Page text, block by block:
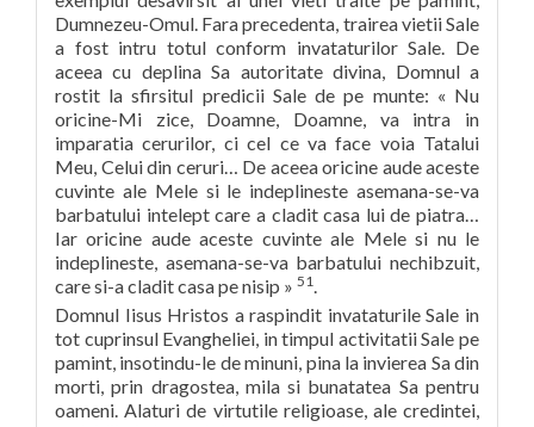
Dumnezeu-Omul. Fara precedenta, trairea vietii Sale
a fost intru totul conform invataturilor Sale. De
aceea cu deplina Sa autoritate divina, Domnul a
rostit la sfirsitul predicii Sale de pe munte: « Nu
oricine-Mi zice, Doamne, Doamne, va intra in
imparatia cerurilor, ci cel ce va face voia Tatalui
Meu, Celui din ceruri… De aceea oricine aude aceste
cuvinte ale Mele si le indeplineste asemana-se-va
barbatului intelept care a cladit casa lui de piatra…
Iar oricine aude aceste cuvinte ale Mele si nu le
indeplineste, asemana-se-va barbatului nechibzuit,
care si-a cladit casa pe nisip » 51 .
Domnul Iisus Hristos a raspindit invataturile Sale in
tot cuprinsul Evangheliei, in timpul activitatii Sale pe
pamint, insotindu-le de minuni, pina la invierea Sa din
morti, prin dragostea, mila si bunatatea Sa pentru
oameni. Alaturi de virtutile religioase, ale credintei,